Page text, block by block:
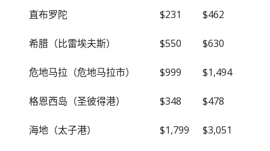
直布罗陀 $231 $462
希腊（比雷埃夫斯） $550 $630
危地马拉（危地马拉市） $999 $1,494
格恩西岛（圣彼得港） $348 $478
海地（太子港） $1,799 $3,051